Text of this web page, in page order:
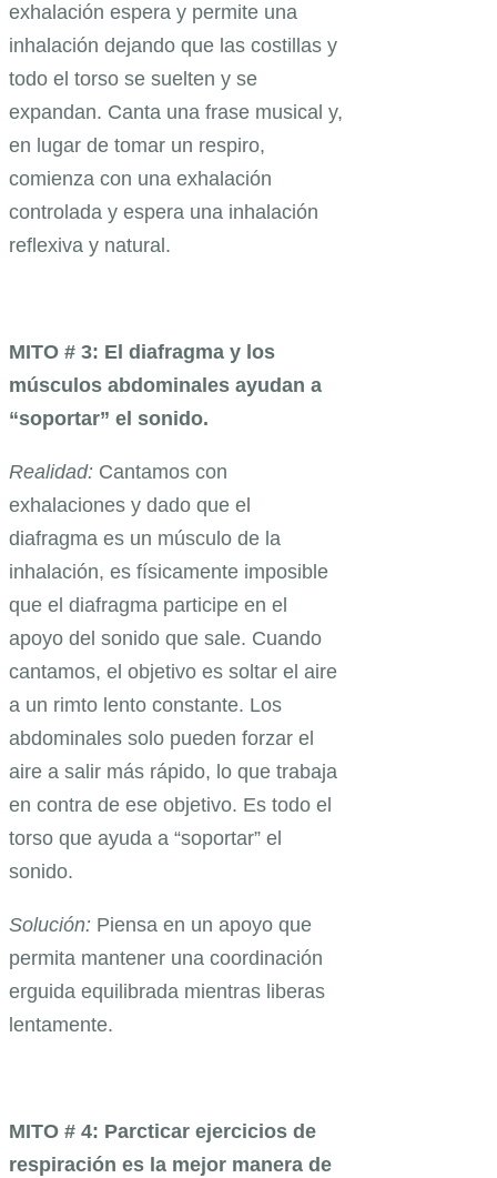
exhalación espera y permite una
inhalación dejando que las costillas y
todo el torso se suelten y se
expandan. Canta una frase musical y,
en lugar de tomar un respiro,
comienza con una exhalación
controlada y espera una inhalación
reflexiva y natural.
MITO # 3: El diafragma y los
músculos abdominales ayudan a
“soportar” el sonido.
Realidad: Cantamos con
exhalaciones y dado que el
diafragma es un músculo de la
inhalación, es físicamente imposible
que el diafragma participe en el
apoyo del sonido que sale. Cuando
cantamos, el objetivo es soltar el aire
a un rimto lento constante. Los
abdominales solo pueden forzar el
aire a salir más rápido, lo que trabaja
en contra de ese objetivo. Es todo el
torso que ayuda a “soportar” el
sonido.
Solución: Piensa en un apoyo que
permita mantener una coordinación
erguida equilibrada mientras liberas
lentamente.
MITO # 4: Parcticar ejercicios de
respiración es la mejor manera de